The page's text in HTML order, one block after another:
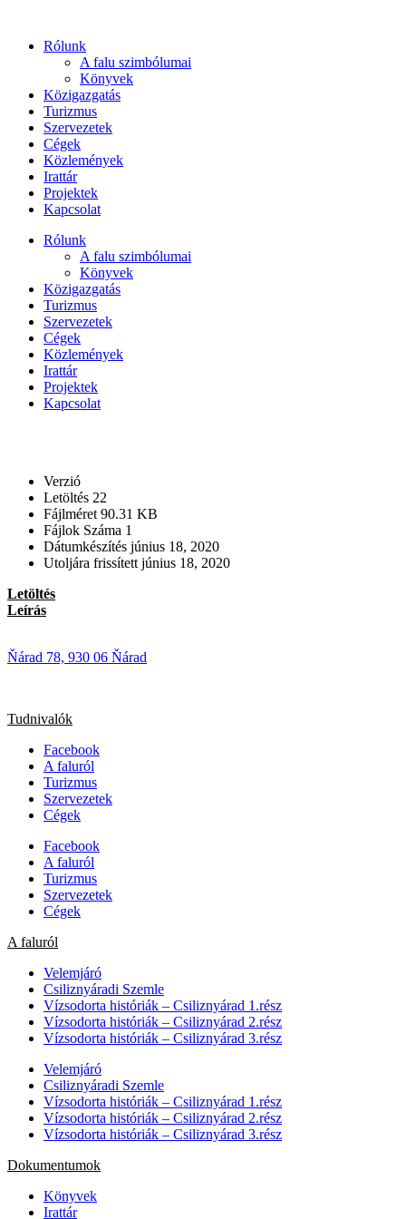
tartalomhoz
Rólunk
A falu szimbólumai
Könyvek
Közigazgatás
Turizmus
Szervezetek
Cégek
Közlemények
Irattár
Projektek
Kapcsolat
Rólunk
A falu szimbólumai
Könyvek
Közigazgatás
Turizmus
Szervezetek
Cégek
Közlemények
Irattár
Projektek
Kapcsolat
Verzió
Letöltés 22
Fájlméret 90.31 KB
Fájlok Száma 1
Dátumkészítés június 18, 2020
Utoljára frissített június 18, 2020
Letöltés
Leírás
Ňárad 78, 930 06 Ňárad
Tudnivalók
Facebook
A faluról
Turizmus
Szervezetek
Cégek
Facebook
A faluról
Turizmus
Szervezetek
Cégek
A faluról
Velemjáró
Csiliznyáradi Szemle
Vízsodorta históriák – Csiliznyárad 1.rész
Vízsodorta históriák – Csiliznyárad 2.rész
Vízsodorta históriák – Csiliznyárad 3.rész
Velemjáró
Csiliznyáradi Szemle
Vízsodorta históriák – Csiliznyárad 1.rész
Vízsodorta históriák – Csiliznyárad 2.rész
Vízsodorta históriák – Csiliznyárad 3.rész
Dokumentumok
Könyvek
Irattár